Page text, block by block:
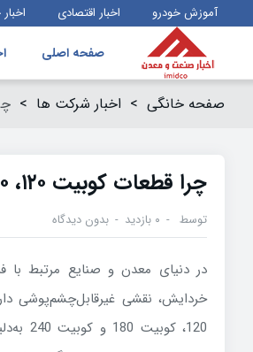
آموزش خودرو اخبار اقتصادی
صفحه اصلی
صفحه خانگی > اخبار شرکت ها > چرا
چرا قطعات کوبیت ۱۲۰، ۱۸۰ و ۲۴۰ برای معادن ضروری هستند؟
توسط ۰ بازدید بدون دیدگاه
در دنیای معدن و صنایع مرتبط با
خردایش، نقشی غیرقابل‌چشم‌پوشی
120،